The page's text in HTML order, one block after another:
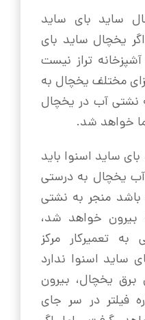
ساید بای ساید
یخچال ساید بای
تراز نیست
مختلف یخچال به
نشتی آب در یخچال
خواهد شد.
ساید اسنوا باید
آب یخچال به درستی
باشد منجر به نشتی
خواهد شد،
به تعمیرکار مرکز
ساید اسنوا ندارد
برق یخچال، بیرون
فیلتر در سر جای